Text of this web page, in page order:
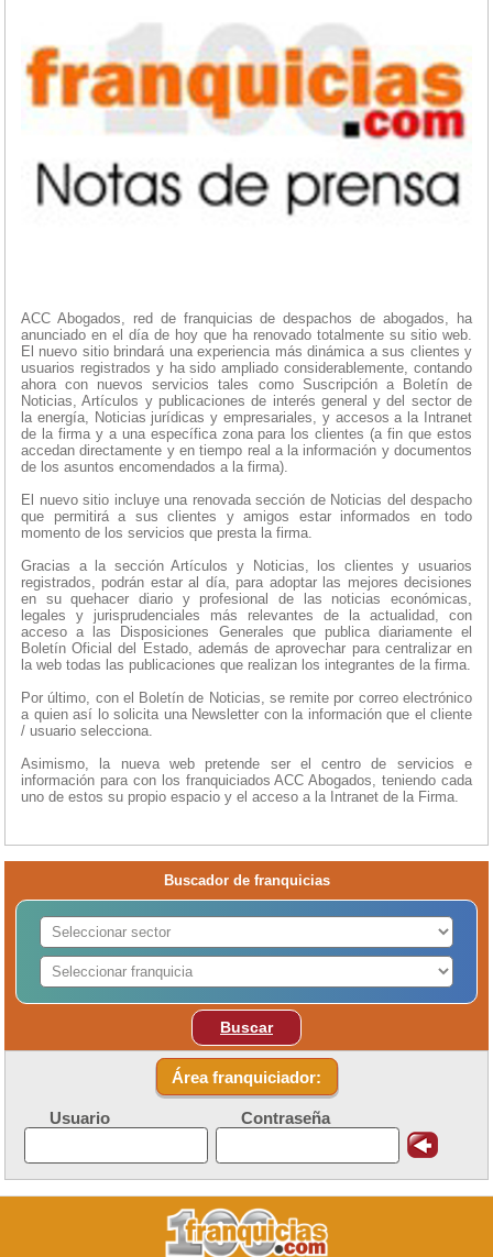
ACC Abogados, red de franquicias de despachos de abogados, ha
anunciado en el día de hoy que ha renovado totalmente su sitio web.
El nuevo sitio brindará una experiencia más dinámica a sus clientes y
usuarios registrados y ha sido ampliado considerablemente, contando
ahora con nuevos servicios tales como Suscripción a Boletín de
Noticias, Artículos y publicaciones de interés general y del sector de
la energía, Noticias jurídicas y empresariales, y accesos a la Intranet
de la firma y a una específica zona para los clientes (a fin que estos
accedan directamente y en tiempo real a la información y documentos
de los asuntos encomendados a la firma).
El nuevo sitio incluye una renovada sección de Noticias del despacho
que permitirá a sus clientes y amigos estar informados en todo
momento de los servicios que presta la firma.
Gracias a la sección Artículos y Noticias, los clientes y usuarios
registrados, podrán estar al día, para adoptar las mejores decisiones
en su quehacer diario y profesional de las noticias económicas,
legales y jurisprudenciales más relevantes de la actualidad, con
acceso a las Disposiciones Generales que publica diariamente el
Boletín Oficial del Estado, además de aprovechar para centralizar en
la web todas las publicaciones que realizan los integrantes de la firma.
Por último, con el Boletín de Noticias, se remite por correo electrónico
a quien así lo solicita una Newsletter con la información que el cliente
/ usuario selecciona.
Asimismo, la nueva web pretende ser el centro de servicios e
información para con los franquiciados ACC Abogados, teniendo cada
uno de estos su propio espacio y el acceso a la Intranet de la Firma.
Buscador de franquicias
Buscar
Área franquiciador:
Usuario Contraseña